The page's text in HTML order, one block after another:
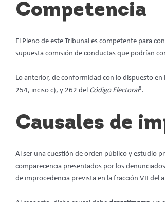
Competencia
El Pleno de este Tribunal es competente para
supuesta comisión de conductas que podrían
Lo anterior, de conformidad con lo dispuesto
254, inciso c), y 262 del Código Electoral3.
Causales de
Al ser una cuestión de orden público y estudio
comparecencia presentados por los
de improcedencia prevista en la fracción VII del